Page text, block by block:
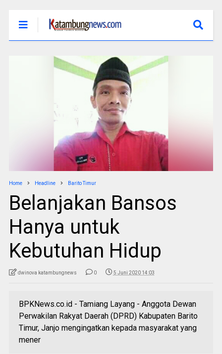
Home Headline Barito Timur
Belanjakan Bansos
Hanya untuk
Kebutuhan Hidup
dwinova katambungnews 0 5 Juni 2020 14:03
BPKNews.co.id - Tamiang Layang - Anggota Dewan
Perwakilan Rakyat Daerah (DPRD) Kabupaten Barito
Timur, Janjo mengingatkan kepada masyarakat yang
mener